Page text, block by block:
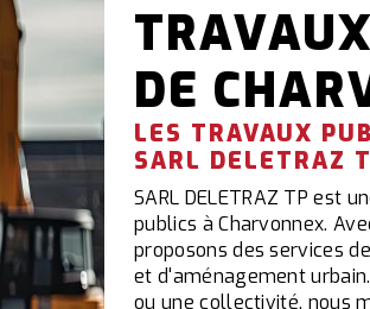
DE
LES TRAVAUX
SARL DELETRAZ
SARL DELETRAZ TP est
publics à Charvonnex.
proposons des services
et d'aménagement
ou une collectivité, nous